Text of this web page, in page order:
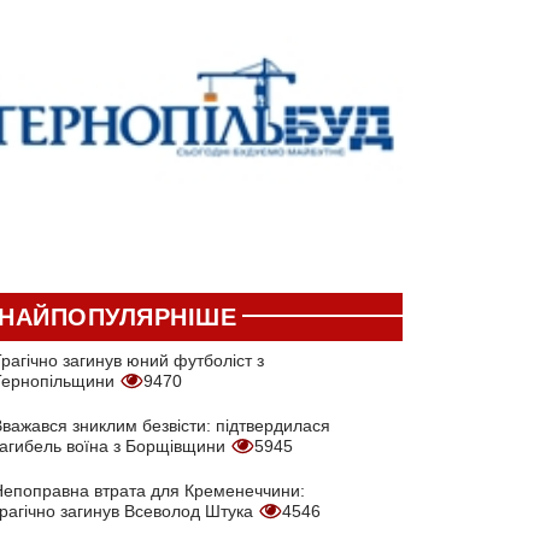
загинув юний футболіст з
9470
зниклим безвісти: підтвердилася
воїна з Борщівщини
5945
втрата для Кременеччини:
загинув Всеволод Штука
4546